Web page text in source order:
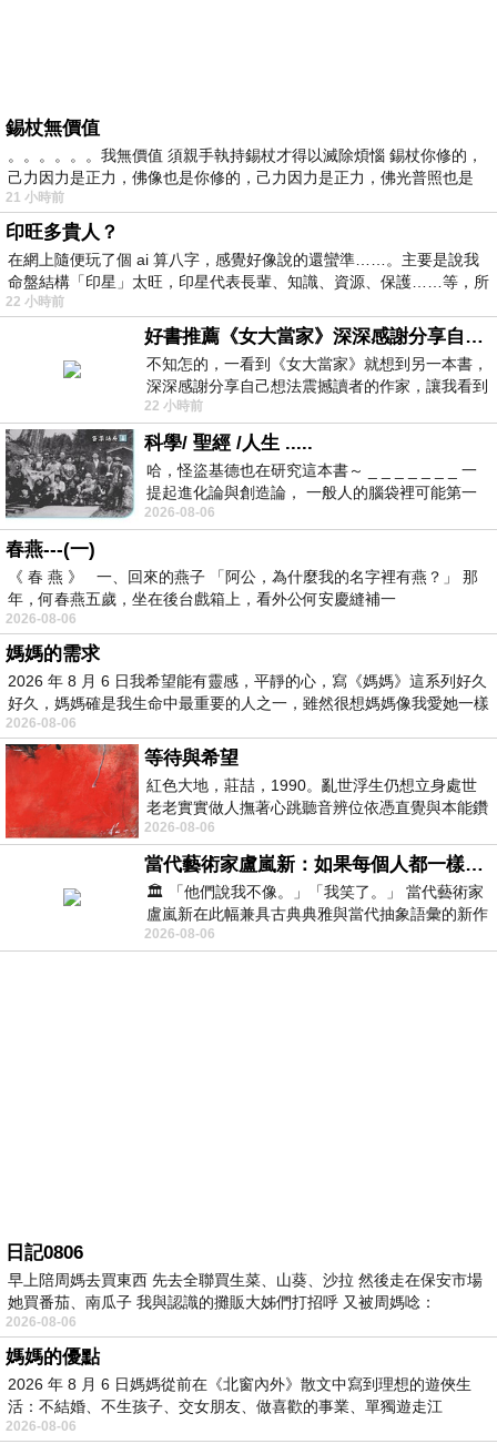
錫杖無價值
。。。。。。我無價值 須親手執持錫杖才得以滅除煩惱 錫杖你修的，
己力因力是正力，佛像也是你修的，己力因力是正力，佛光普照也是
21 小時前
印旺多貴人？
在網上隨便玩了個 ai 算八字，感覺好像說的還蠻準……。主要是說我
命盤結構「印星」太旺，印星代表長輩、知識、資源、保護……等，所
22 小時前
好書推薦《女大當家》深深感謝分享自己想法震撼讀者的作家，讓我看到不同樣貌的家庭！
不知怎的，一看到《女大當家》就想到另一本書，
深深感謝分享自己想法震撼讀者的作家，讓我看到
不同樣貌的家庭！ 《女大
22 小時前
科學/ 聖經 /人生 .....
哈，怪盜基德也在研究這本書～ _ _ _ _ _ _ _ 一
提起進化論與創造論， 一般人的腦袋裡可能第一
時間就有「 進化論很科
2026-08-06
春燕---(一)
《 春 燕 》 一、回來的燕子 「阿公，為什麼我的名字裡有燕？」 那
年，何春燕五歲，坐在後台戲箱上，看外公何安慶縫補一
2026-08-06
媽媽的需求
2026 年 8 月 6 日我希望能有靈感，平靜的心，寫《媽媽》這系列好久
好久，媽媽確是我生命中最重要的人之一，雖然很想媽媽像我愛她一樣
2026-08-06
等待與希望
紅色大地，莊喆，1990。亂世浮生仍想立身處世
老老實實做人撫著心跳聽音辨位依憑直覺與本能鑽
向裂隙的亮處探索另一個心聲另一個共鳴的
2026-08-06
當代藝術家盧嵐新：如果每個人都一樣，這世界該有多無聊？
🏛️ 「他們說我不像。」「我笑了。」 當代藝術家
盧嵐新在此幅兼具古典典雅與當代抽象語彙的新作
中，以沈靜的藍色空間為背景，描繪了
2026-08-06
日記0806
早上陪周媽去買東西 先去全聯買生菜、山葵、沙拉 然後走在保安市場
她買番茄、南瓜子 我與認識的攤販大姊們打招呼 又被周媽唸：
2026-08-06
媽媽的優點
2026 年 8 月 6 日媽媽從前在《北窗內外》散文中寫到理想的遊俠生
活：不結婚、不生孩子、交女朋友、做喜歡的事業、單獨遊走江
湖⋯⋯，
2026-08-06